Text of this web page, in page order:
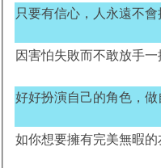
只要有信心，人永遠不會
因害怕失敗而不敢放手一
好好扮演自己的角色，做
如你想要擁有完美無暇